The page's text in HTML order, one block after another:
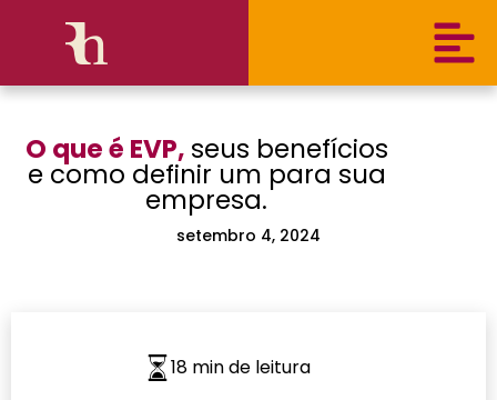
O que é EVP, seus benefícios
e como definir um para sua
empresa.
setembro 4, 2024
18 min de leitura